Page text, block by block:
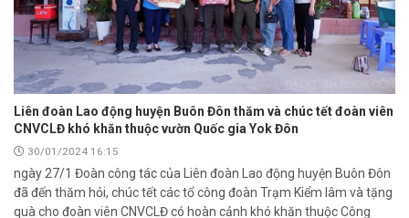
Liên đoàn Lao động huyện Buôn Đôn thăm và chúc tết đoàn viên
CNVCLĐ khó khăn thuộc vườn Quốc gia Yok Đôn
30/01/2024 16:15
ngày 27/1 Đoàn công tác của Liên đoàn Lao động huyện Buôn Đôn
đã đến thăm hỏi, chúc tết các tổ công đoàn Trạm Kiểm lâm và tặng
quà cho đoàn viên CNVCLĐ có hoàn cảnh khó khăn thuộc Công